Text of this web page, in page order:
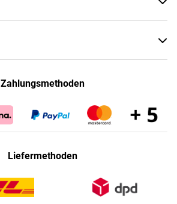
Zahlungsmethoden
Liefermethoden